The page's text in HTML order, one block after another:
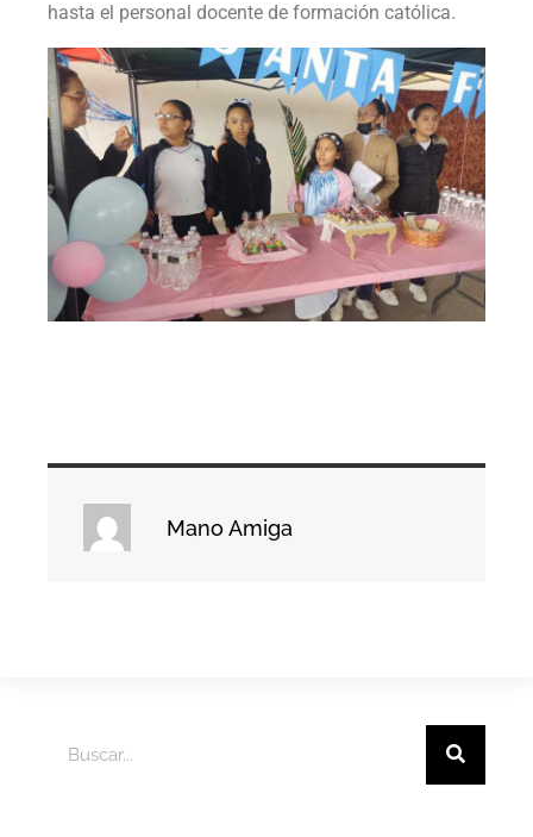
hasta el personal docente de formación católica.
Mano Amiga